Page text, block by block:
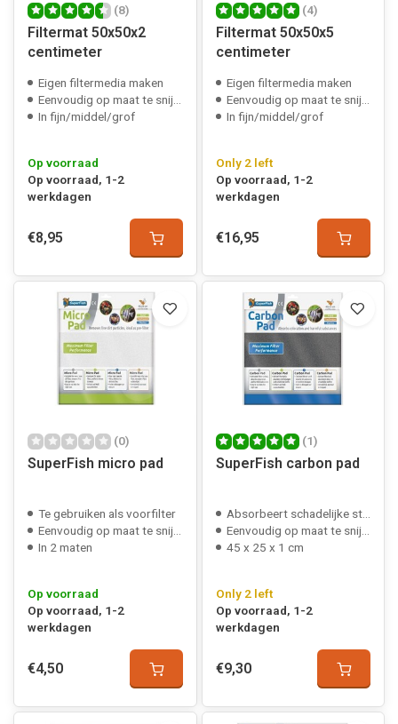
(8)
Filtermat 50x50x2
centimeter
Eigen filtermedia maken
Eenvoudig op maat te snijden
In fijn/middel/grof
Op voorraad
Op voorraad, 1-2
werkdagen
€8,95
(4)
Filtermat 50x50x5
centimeter
Eigen filtermedia maken
Eenvoudig op maat te snijden
In fijn/middel/grof
Only 2 left
Op voorraad, 1-2
werkdagen
€16,95
(0)
SuperFish micro pad
Te gebruiken als voorfilter
Eenvoudig op maat te snijden
In 2 maten
Op voorraad
Op voorraad, 1-2
werkdagen
€4,50
(1)
SuperFish carbon pad
Absorbeert schadelijke stoffen
Eenvoudig op maat te snijden
45 x 25 x 1 cm
Only 2 left
Op voorraad, 1-2
werkdagen
€9,30